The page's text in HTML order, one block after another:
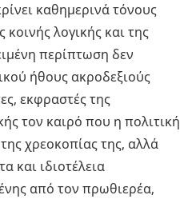
καθημερινά τόνους
λογικής και της
περίπτωση δεν
ήθους ακροδεξιούς
εκφραστές της
τον καιρό που η πολιτική
χρεοκοπίας της, αλλά
και ιδιοτέλεια
από τον πρωθιερέα,